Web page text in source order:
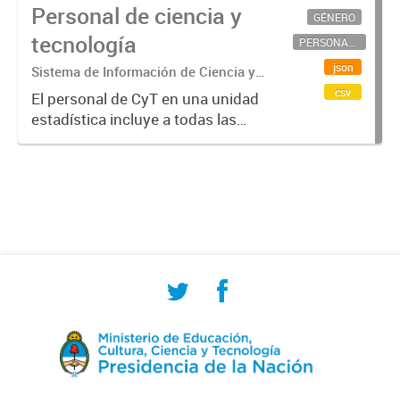
Personal de ciencia y
tecnología
Sistema de Información de Ciencia y
Tecnología Argentino (SICYTAR)
El personal de CyT en una unidad
estadística incluye a todas las
personas involucradas
GÉNERO
PERSONAL CIENTÍFICO-TECNOLÓGICO
json
csv